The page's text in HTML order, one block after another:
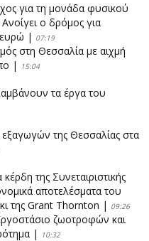
για τη μονάδα φυσικού
ο δρόμος για
| 07:19
στη Θεσσαλία με αιχμή
| 15:04
τα έργα του
της Θεσσαλίας στα
της Συνεταιριστικής
αποτελέσματα του
της Grant Thornton | 09:26
ζωοτροφών και
| 10:32